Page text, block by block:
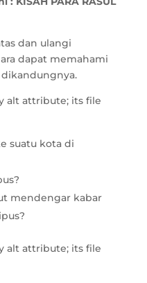
dan ulangi
dapat memahami
suatu kota di
mendengar kabar